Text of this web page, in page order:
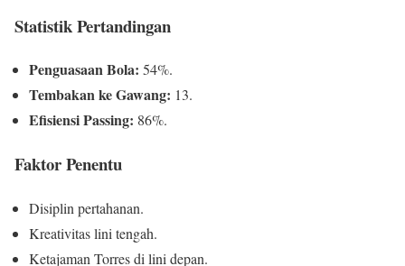
Statistik Pertandingan
Penguasaan Bola: 54%.
Tembakan ke Gawang: 13.
Efisiensi Passing: 86%.
Faktor Penentu
Disiplin pertahanan.
Kreativitas lini tengah.
Ketajaman Torres di lini depan.